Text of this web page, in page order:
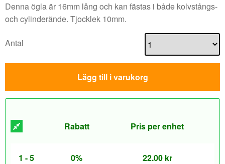
Denna ögla är 16mm lång och kan fästas i både kolvstångs-
och cylinderände. Tjocklek 10mm.
Antal
Lägg till i varukorg
Rabatt Pris per enhet
1 - 5 0% 22.00 kr